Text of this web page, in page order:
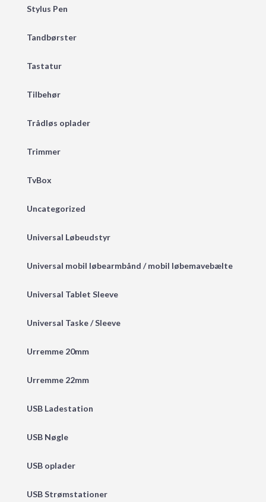
Stylus Pen
Tandbørster
Tastatur
Tilbehør
Trådløs oplader
Trimmer
TvBox
Uncategorized
Universal Løbeudstyr
Universal mobil løbearmbånd / mobil løbemavebælte
Universal Tablet Sleeve
Universal Taske / Sleeve
Urremme 20mm
Urremme 22mm
USB Ladestation
USB Nøgle
USB oplader
USB Strømstationer